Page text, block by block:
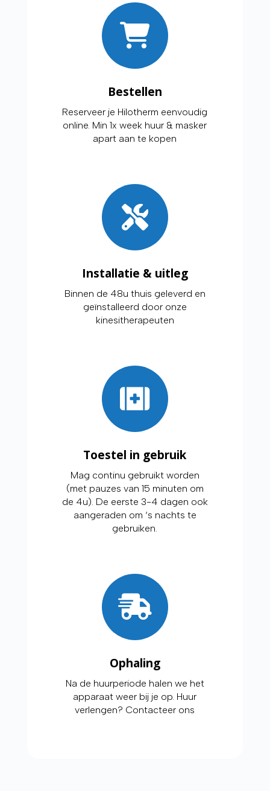
Bestellen
Reserveer je Hilotherm eenvoudig
online. Min 1x week huur & masker
apart aan te kopen
Installatie & uitleg
Binnen de 48u thuis geleverd en
geïnstalleerd door onze
kinesitherapeuten
Toestel in gebruik
Mag continu gebruikt worden
(met pauzes van 15 minuten om
de 4u). De eerste 3-4 dagen ook
aangeraden om ‘s nachts te
gebruiken.
Ophaling
Na de huurperiode halen we het
apparaat weer bij je op. Huur
verlengen? Contacteer ons